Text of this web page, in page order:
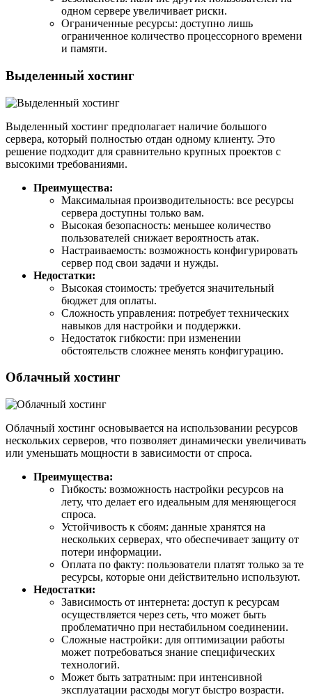
одном сервере увеличивает риски.
Ограниченные ресурсы: доступно лишь
ограниченное количество процессорного времени
и памяти.
Выделенный хостинг
Выделенный хостинг предполагает наличие большого
сервера, который полностью отдан одному клиенту. Это
решение подходит для сравнительно крупных проектов с
высокими требованиями.
Преимущества:
Максимальная производительность: все ресурсы
сервера доступны только вам.
Высокая безопасность: меньшее количество
пользователей снижает вероятность атак.
Настраиваемость: возможность конфигурировать
сервер под свои задачи и нужды.
Недостатки:
Высокая стоимость: требуется значительный
бюджет для оплаты.
Сложность управления: потребует технических
навыков для настройки и поддержки.
Недостаток гибкости: при изменении
обстоятельств сложнее менять конфигурацию.
Облачный хостинг
Облачный хостинг основывается на использовании ресурсов
нескольких серверов, что позволяет динамически увеличивать
или уменьшать мощности в зависимости от спроса.
Преимущества:
Гибкость: возможность настройки ресурсов на
лету, что делает его идеальным для меняющегося
спроса.
Устойчивость к сбоям: данные хранятся на
нескольких серверах, что обеспечивает защиту от
потери информации.
Оплата по факту: пользователи платят только за те
ресурсы, которые они действительно используют.
Недостатки:
Зависимость от интернета: доступ к ресурсам
осуществляется через сеть, что может быть
проблематично при нестабильном соединении.
Сложные настройки: для оптимизации работы
может потребоваться знание специфических
технологий.
Может быть затратным: при интенсивной
эксплуатации расходы могут быстро возрасти.